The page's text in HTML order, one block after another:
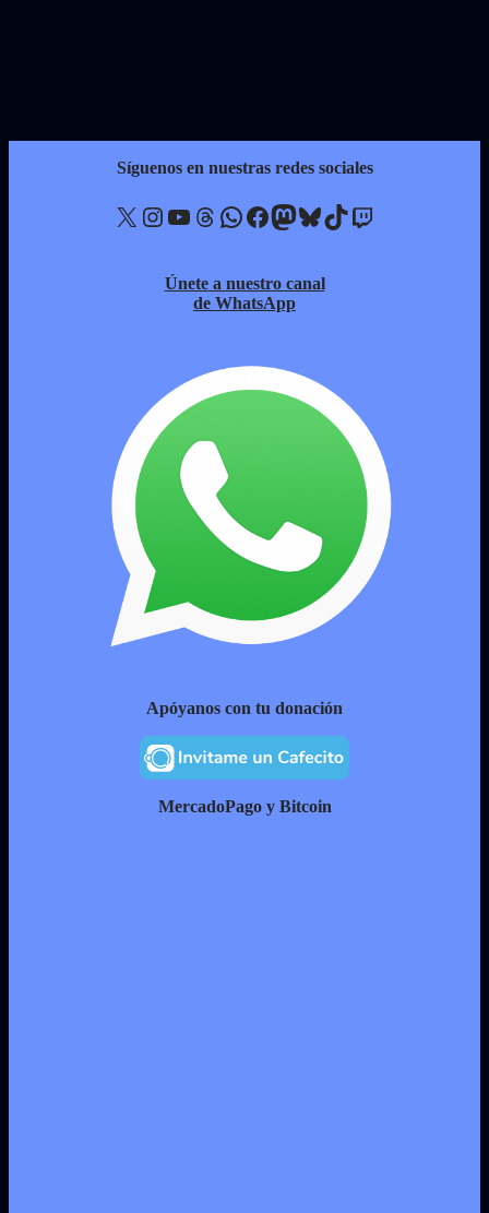
Síguenos en nuestras redes sociales
X Instagram YouTube Threads WhatsApp Facebook Mastodon Bluesky TikTok Twitch
Únete a nuestro canal
de WhatsApp
Apóyanos con tu donación
MercadoPago y Bitcoin